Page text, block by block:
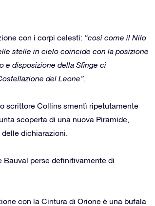
con i corpi celesti: “così come il Nilo
stelle in cielo coincide con la posizione
e disposizione della Sfinge ci
del Leone”.
scrittore Collins smentì ripetutamente
scoperta di una nuova Piramide,
dichiarazioni.
Bauval perse definitivamente di
con la Cintura di Orione è una bufala